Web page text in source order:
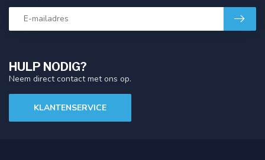
HULP NODIG?
Neem direct contact met ons op.
KLANTENSERVICE